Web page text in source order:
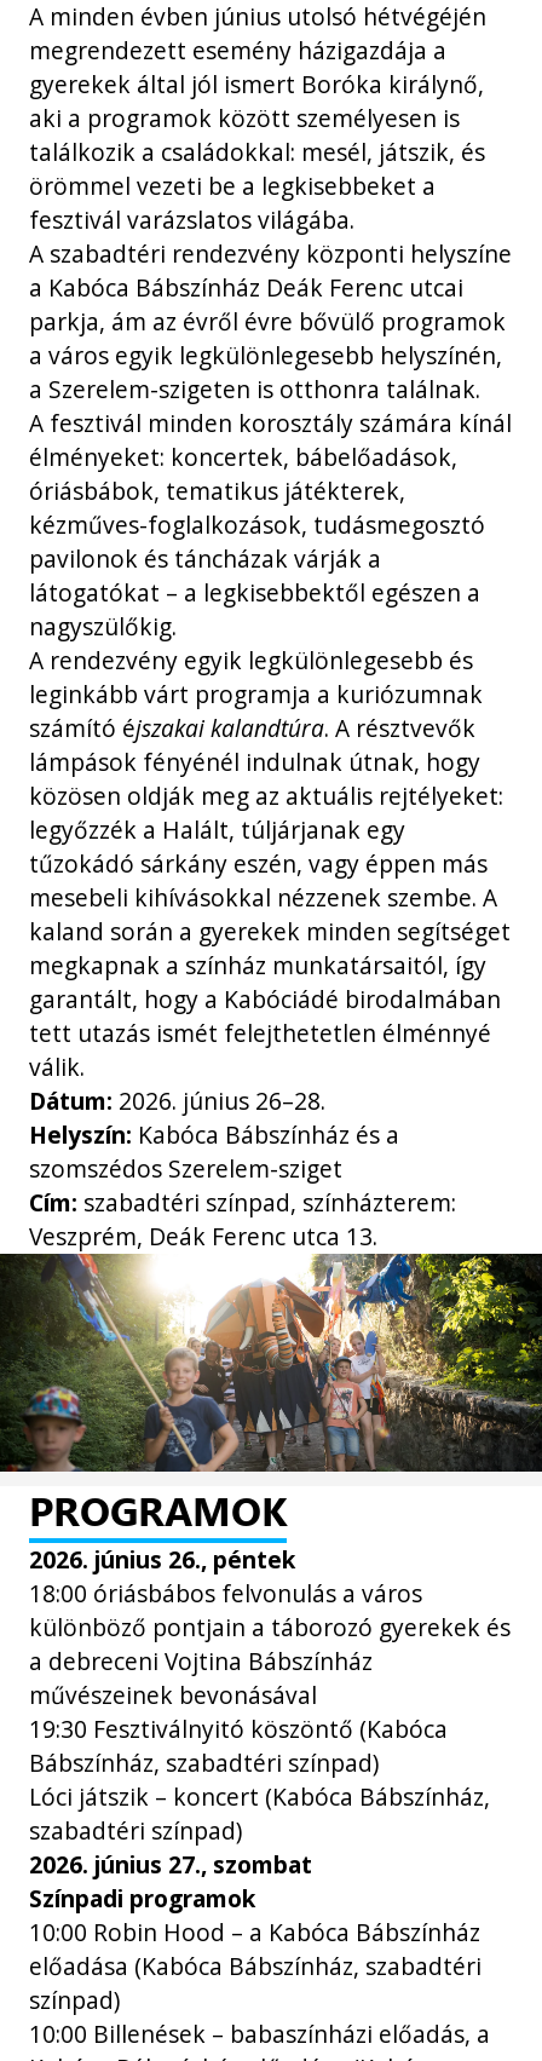
A minden évben június utolsó hétvégéjén
megrendezett esemény házigazdája a
gyerekek által jól ismert Boróka királynő,
aki a programok között személyesen is
találkozik a családokkal: mesél, játszik, és
örömmel vezeti be a legkisebbeket a
fesztivál varázslatos világába.
A szabadtéri rendezvény központi helyszíne
a Kabóca Bábszínház Deák Ferenc utcai
parkja, ám az évről évre bővülő programok
a város egyik legkülönlegesebb helyszínén,
a Szerelem-szigeten is otthonra találnak.
A fesztivál minden korosztály számára kínál
élményeket: koncertek, bábelőadások,
óriásbábok, tematikus játékterek,
kézműves-foglalkozások, tudásmegosztó
pavilonok és táncházak várják a
látogatókat – a legkisebbektől egészen a
nagyszülőkig.
A rendezvény egyik legkülönlegesebb és
leginkább várt programja a kuriózumnak
számító éjszakai kalandtúra. A résztvevők
lámpások fényénél indulnak útnak, hogy
közösen oldják meg az aktuális rejtélyeket:
legyőzzék a Halált, túljárjanak egy
tűzokádó sárkány eszén, vagy éppen más
mesebeli kihívásokkal nézzenek szembe. A
kaland során a gyerekek minden segítséget
megkapnak a színház munkatársaitól, így
garantált, hogy a Kabóciádé birodalmában
tett utazás ismét felejthetetlen élménnyé
válik.
Dátum: 2026. június 26–28.
Helyszín: Kabóca Bábszínház és a
szomszédos Szerelem-sziget
Cím: szabadtéri színpad, színházterem:
Veszprém, Deák Ferenc utca 13.
PROGRAMOK
2026. június 26., péntek
18:00 óriásbábos felvonulás a város
különböző pontjain a táborozó gyerekek és
a debreceni Vojtina Bábszínház
művészeinek bevonásával
19:30 Fesztiválnyitó köszöntő (Kabóca
Bábszínház, szabadtéri színpad)
Lóci játszik – koncert (Kabóca Bábszínház,
szabadtéri színpad)
2026. június 27., szombat
Színpadi programok
10:00 Robin Hood – a Kabóca Bábszínház
előadása (Kabóca Bábszínház, szabadtéri
színpad)
10:00 Billenések – babaszínházi előadás, a